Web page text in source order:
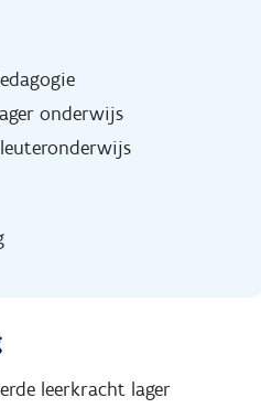
onderwijs
leerkracht lager